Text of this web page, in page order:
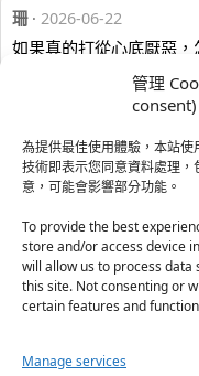
管理
consent)
為提供最佳使用體驗，本站
技術即表示您同意資料處理
意，可能會影響部分功能。
To provide the best
store and/or access device
will allow us to process data
this site. Not consenting or
certain features and
Manage services
珊· 2026-06-22
如果真的打從心底厭惡
熱帶魚·2026-06-22
之前看到網路上有人說
真…
於『強風吹拂』
珊·2026-06-18
第…